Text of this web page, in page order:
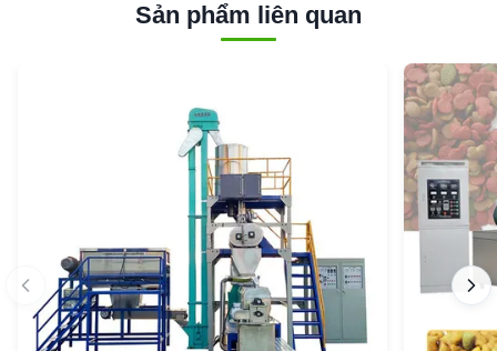
Sản phẩm liên quan